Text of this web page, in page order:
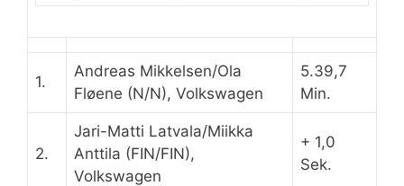
1.
Andreas Mikkelsen/Ola
Fløene (N/N), Volkswagen
5.39,7
Min.
2.
Jari-Matti Latvala/Miikka
Anttila (FIN/FIN),
Volkswagen
+ 1,0
Sek.